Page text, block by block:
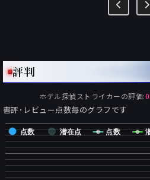
評判
ホテル探偵ストライカーの評価:
書評･レビュー点数毎のグラフです
点数 潜在点 点数